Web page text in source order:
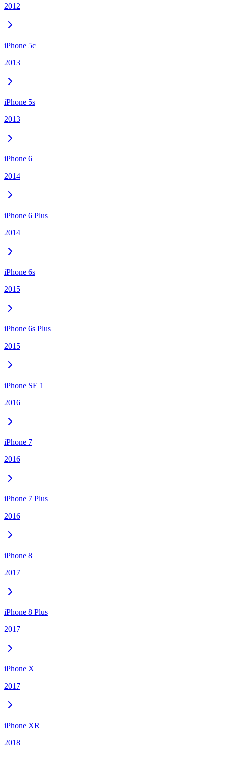
2012
iPhone 5c
2013
iPhone 5s
2013
iPhone 6
2014
iPhone 6 Plus
2014
iPhone 6s
2015
iPhone 6s Plus
2015
iPhone SE 1
2016
iPhone 7
2016
iPhone 7 Plus
2016
iPhone 8
2017
iPhone 8 Plus
2017
iPhone X
2017
iPhone XR
2018